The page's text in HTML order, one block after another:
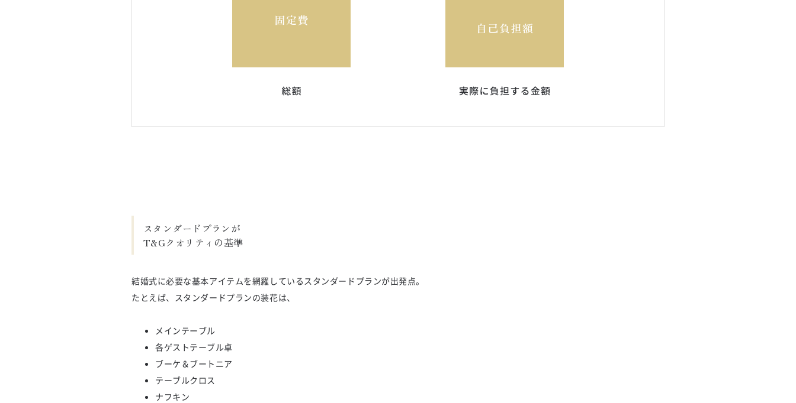
スタンダードプランが
T&Gクオリティの基準
結婚式に必要な基本アイテムを網羅しているスタンダードプランが出発点。
たとえば、スタンダードプランの装花は、
メインテーブル
各ゲストテーブル卓
ブーケ＆ブートニア
テーブルクロス
ナフキン